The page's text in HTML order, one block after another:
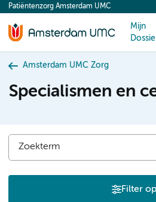
content
Patiëntenzorg Amsterdam UMC
Mijn
Amsterdam UMC Zorg
Specialismen en
Filter op